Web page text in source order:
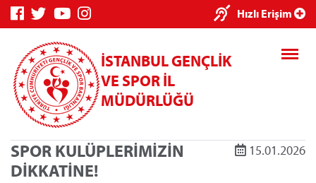
Hızlı Erişim
İSTANBUL GENÇLİK
VE SPOR İL
MÜDÜRLÜĞÜ
SPOR KULÜPLERİMİZİN
DİKKATİNE!
15.01.2026
×
Genç Bilgi
Sistemi
Spor Bilgi
Kredi/Yurt